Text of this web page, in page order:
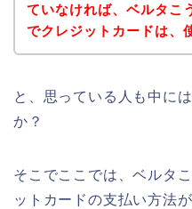
ていなければ、ベルタこ
でクレジットカードは、
と、思っている人も中に
か？
そこでここでは、ベルタ
ットカードの支払い方法